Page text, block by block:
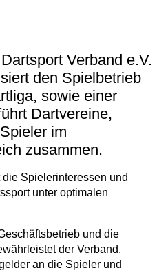
Verband e.V.
den Spiel­betrieb
sowie einer
Dart­vereine,
im
zusammen.
Spielerinteressen und
unter optimalen
und die
der Verband,
an die Spieler und